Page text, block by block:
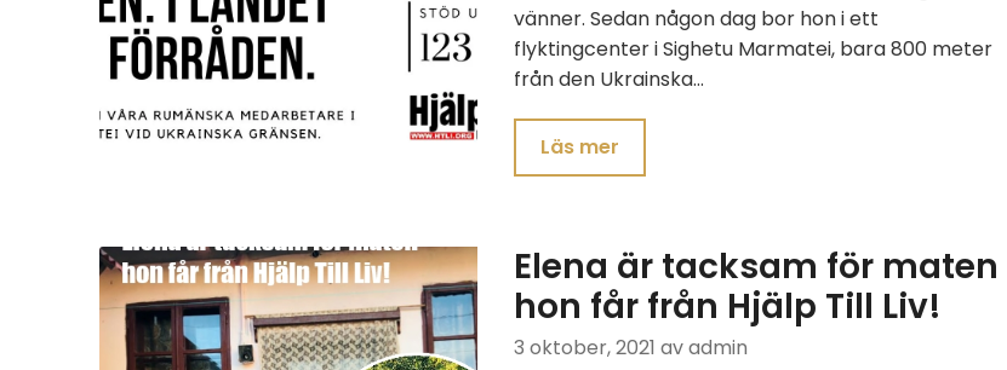
vänner. Sedan någon dag bor hon i ett
flyktingcenter i Sighetu Marmatei, bara 800 meter
från den Ukrainska…
Läs mer
Elena är tacksam för maten
hon får från Hjälp Till Liv!
3 oktober, 2021 av admin